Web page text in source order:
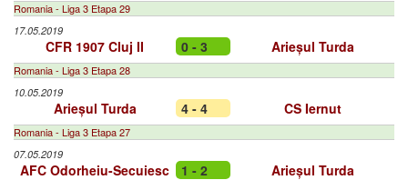
Romania - Liga 3 Etapa 29
17.05.2019
CFR 1907 Cluj II 0 - 3 Arieșul Turda
Romania - Liga 3 Etapa 28
10.05.2019
Arieșul Turda 4 - 4 CS Iernut
Romania - Liga 3 Etapa 27
07.05.2019
AFC Odorheiu-Secuiesc 1 - 2 Arieșul Turda